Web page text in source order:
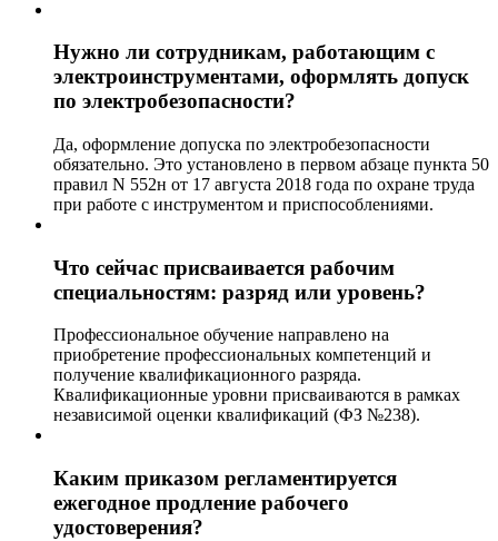
Нужно ли сотрудникам, работающим с
электроинструментами, оформлять допуск
по электробезопасности?
Да, оформление допуска по электробезопасности
обязательно. Это установлено в первом абзаце пункта 50
правил N 552н от 17 августа 2018 года по охране труда
при работе с инструментом и приспособлениями.
Что сейчас присваивается рабочим
специальностям: разряд или уровень?
Профессиональное обучение направлено на
приобретение профессиональных компетенций и
получение квалификационного разряда.
Квалификационные уровни присваиваются в рамках
независимой оценки квалификаций (ФЗ №238).
Каким приказом регламентируется
ежегодное продление рабочего
удостоверения?